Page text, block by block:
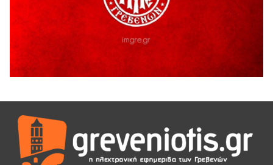
ΚΑΤΑΓΡΑΦΗ ΤΕΚΜΗΡΙΩΣΗ ΚΑΙ ΨΗΦΙΟΠΟΙΗΣΗ ΤΩΝ
ΜΑΣΤΟΡΙΚΩΝ ΕΡΓΑΛΕΙΩΝ ΤΗΣ ΣΥΛΛΟΓΗΣ ΚΥΠΑΡΙΣΣΙΟΥ
ΓΡΕΒΕΝΩΝ
3 Αυγούστου 2026
3 Αυγούστου 2026
ΠΡΟΓΡΑΜΜΑ ΠΑΝΗΓΥΡΕΩΣ ΙΕΡΑΣ ΜΟΝΗΣ ΖΑΒΟΡΔΑΣ 2026
3 Αυγούστου 2026
Διακοπή ηλεκτρικού ρεύματος